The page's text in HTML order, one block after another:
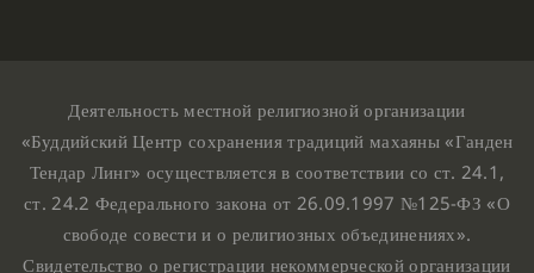
Деятельность местной религиозной организации
«Буддийский Центр сохранения традиций махаяны «Ганден
Тендар Линг» осуществляется в соответствии со ст. 24.1,
ст. 24.2 Федерального закона от 26.09.1997 №125-ФЗ «О
свободе совести и о религиозных объединениях».
Свидетельство о регистрации некоммерческой организации